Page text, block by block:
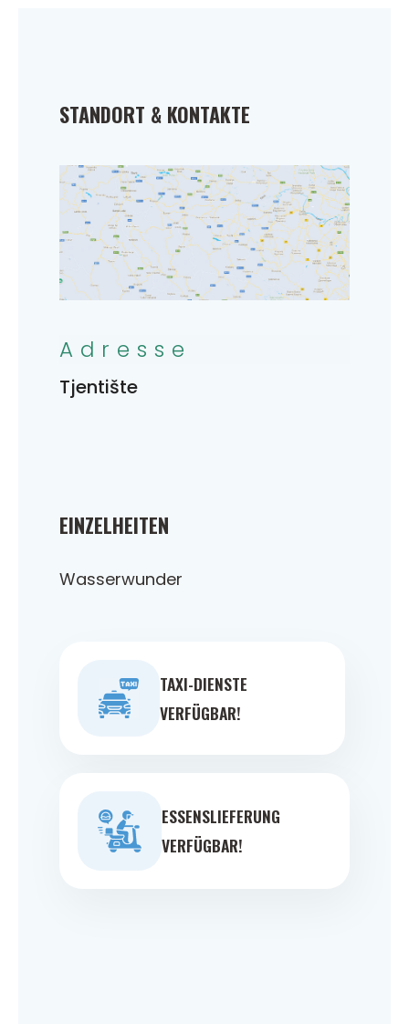
EINZELHEITEN
Wasserwunder
TAXI-DIENSTE
VERFÜGBAR!
ESSENSLIEFERUNG
VERFÜGBAR!
STANDORT & KONTAKTE
Adresse
Tjentište